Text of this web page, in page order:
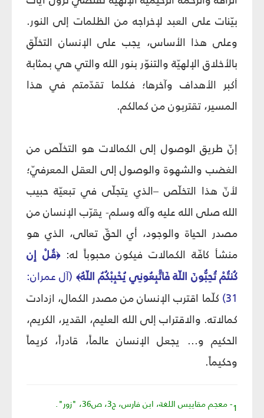
بيّنات على العبد لإخراجه من الظلمات إلى النور.
وعلى هذا الأساس، يجب على الإنسان التخلّق
بالأخلاق الإلهيّة والتنوّر بنور الله والتي هي بمثابة
أكبر الأهداف وآخرها؛ فكلما تقدّمتم في هذا
المسير، تقتربون من كمالكم.
إنّ طريق الوصول إلى الكمالات هو التخلّص من
الغضب والشهوة والوصول إلى العقل المعرفيّ؛
لأنّ هذا التخلّص –الذي يتجلّى في تبعيّة حبيب
الله صلى الله عليه وآله وسلم- يقرّب الإنسان من
مصدر الحياة والوجود، أي الحقّ تعالى، الذي هو
منشأ كافّة الكمالات فيكون محبوباً له:﴿قُلْ إِن
كُنتُمْ تُحِبُّونَ اللّهَ فَاتَّبِعُونِي يُحْبِبْكُمُ اللّهُ﴾ (آل عمران:
31) كلّما اقترب الإنسان من مصدر الكمال، ازدادت
كمالاته. والاقتراب إلى الله العليم، القدير، الكريم،
الحكيم و... يجعل الإنسان عالماً، قادراً، كريماً
وحكيماً.
1- معجم مقاييس اللغة، ابن فارس، ج3، ص36، "زور".